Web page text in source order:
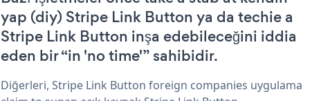
yap (diy) Stripe Link Button ya da techie a
Stripe Link Button inşa edebileceğini iddia
eden bir “in 'no time'” sahibidir.
Diğerleri, Stripe Link Button foreign companies uygulama